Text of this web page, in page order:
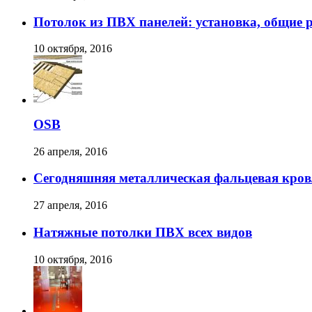
Потолок из ПВХ панелей: установка, общие
10 октября, 2016
OSB
26 апреля, 2016
Сегодняшняя металлическая фальцевая
27 апреля, 2016
Натяжные потолки ПВХ всех видов
10 октября, 2016